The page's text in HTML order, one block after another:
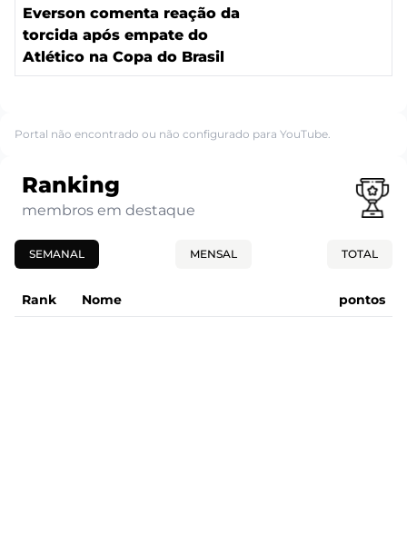
Everson comenta reação da
torcida após empate do
Atlético na Copa do Brasil
Portal não encontrado ou não configurado para YouTube.
Ranking
membros em destaque
SEMANAL MENSAL TOTAL
Rank Nome pontos